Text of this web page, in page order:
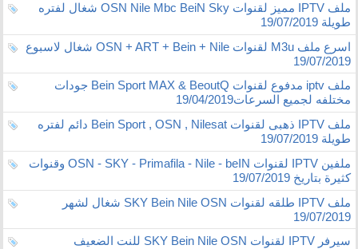
ملف IPTV مميز لقنوات OSN Nile Mbc BeiN Sky شغال لفتره
طويلة 19/07/2019
اسرع ملف M3u لقنوات OSN + ART + Bein + Nile شغال لاسبوع
19/07/2019
ملف iptv مدفوع لقنوات Bein Sport MAX & BeoutQ جودات
مختلفه لجميع السرعات19/04/2019
ملف IPTV ذهبى لقنوات Bein Sport , OSN , Nilesat دائم لفتره
طويلة 19/07/2019
ملفين IPTV لقنوات OSN - SKY - Primafila - Nile - beIN وقنوات
كثيرة بتاريخ 19/07/2019
ملف IPTV طلقه لقنوات SKY Bein Nile OSN شغال لشهر
19/07/2019
سيرفر IPTV لقنوات SKY Bein Nile OSN للنت الضعيف